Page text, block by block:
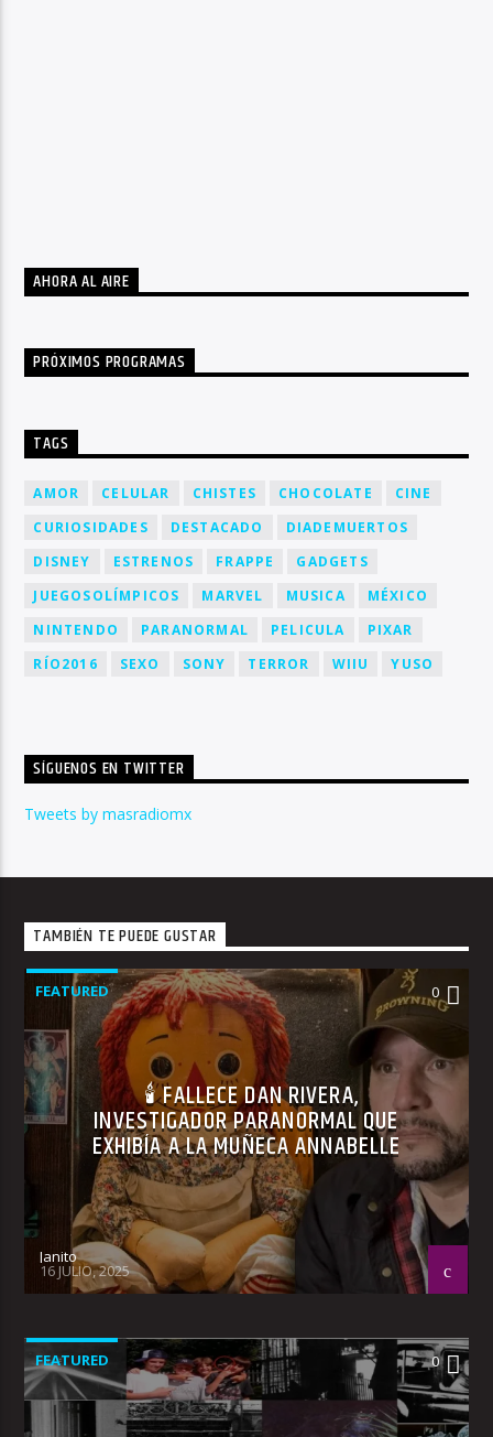
AHORA AL AIRE
PRÓXIMOS PROGRAMAS
TAGS
AMOR CELULAR CHISTES CHOCOLATE
CINE
CURIOSIDADES
DESTACADO
DIADEMUERTOS
DISNEY
ESTRENOS FRAPPE
GADGETS
JUEGOSOLÍMPICOS
MARVEL MUSICA
MÉXICO
NINTENDO
PARANORMAL PELICULA
PIXAR
RÍO2016
SEXO SONY TERROR WIIU YUSO
SÍGUENOS EN TWITTER
Tweets by masradiomx
TAMBIÉN TE PUEDE GUSTAR
FEATURED 0
🕯 FALLECE DAN RIVERA,
INVESTIGADOR PARANORMAL QUE
EXHIBÍA A LA MUÑECA ANNABELLE
Janito
16 JULIO, 2025
FEATURED 0